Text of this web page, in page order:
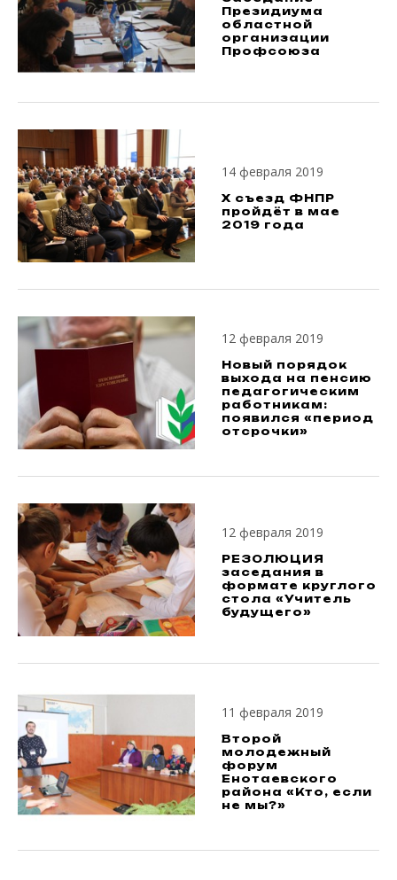
Президиума
областной
организации
Профсоюза
14 февраля 2019
X съезд ФНПР
пройдёт в мае
2019 года
12 февраля 2019
Новый порядок
выхода на пенсию
педагогическим
работникам:
появился «период
отсрочки»
12 февраля 2019
РЕЗОЛЮЦИЯ
заседания в
формате круглого
стола «Учитель
будущего»
11 февраля 2019
Второй
молодежный
форум
Енотаевского
района «Кто, если
не мы?»